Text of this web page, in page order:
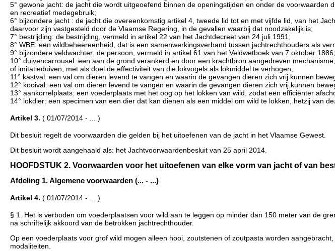
5° gewone jacht: de jacht die wordt uitgeoefend binnen de openingstijden en onder de
en recreatief medegebruik;
6° bijzondere jacht : de jacht die overeenkomstig artikel 4, tweede lid tot en met vijfde lid, van het
daarvoor zijn vastgesteld door de Vlaamse Regering, in de gevallen waarbij dat noodzakelijk is;
7° bestrijding: de bestrijding, vermeld in artikel 22 van het Jachtdecreet van 24 juli 1991;
8° WBE: een wildbeheereenheid, dat is een samenwerkingsverband tussen jachtrechthouders als
9° bijzondere veldwachter: de persoon, vermeld in artikel 61 van het Veldwetboek van 7 oktober 1886;
10° duivencarrousel: een aan de grond verankerd en door een krachtbron aangedreven
of imitatieduiven, met als doel de effectiviteit van die lokvogels als lokmiddel te verhogen;
11° kastval: een val om dieren levend te vangen en waarin de gevangen dieren zich vrij kunnen
12° kooival: een val om dieren levend te vangen en waarin de gevangen dieren zich vrij kunnen
13° aankorrelplaats: een voederplaats met het oog op het lokken van wild, zodat een efficiënter
14° lokdier: een specimen van een dier dat kan dienen als een middel om wild te lokken, hetzij van
Artikel 3. ( 01/07/2014 - ... )
Dit besluit regelt de voorwaarden die gelden bij het uitoefenen van de jacht in het Vlaamse Gewest.
Dit besluit wordt aangehaald als: het Jachtvoorwaardenbesluit van 25 april 2014.
HOOFDSTUK 2. Voorwaarden voor het uitoefenen van elke vorm van jacht of van
Afdeling 1. Algemene voorwaarden (... - ...)
Artikel 4. ( 01/07/2014 - ... )
§ 1. Het is verboden om voederplaatsen voor wild aan te leggen op minder dan 150 meter van de
na schriftelijk akkoord van de betrokken jachtrechthouder.
Op een voederplaats voor grof wild mogen alleen hooi, zoutstenen of zoutpasta worden
modaliteiten.